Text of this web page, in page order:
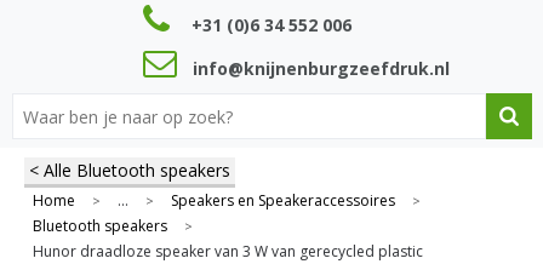
+31 (0)6 34 552 006
info@knijnenburgzeefdruk.nl
< Alle Bluetooth speakers
Home > ... > Speakers en Speakeraccessoires >
Bluetooth speakers >
Hunor draadloze speaker van 3 W van gerecycled plastic